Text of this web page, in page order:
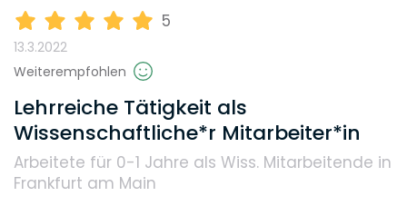
Reputation
Diversity
Umweltbewusstsein
5
13.3.2022
Weiterempfohlen
Lehrreiche Tätigkeit als
Wissenschaftliche*r Mitarbeiter*in
Arbeitete für 0-1 Jahre als Wiss. Mitarbeitende in
Frankfurt am Main